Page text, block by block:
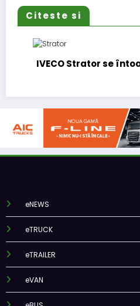
Citeste si
IVECO Strator se întoarce
eNEWS
eTRUCK
eTRAILER
eVAN